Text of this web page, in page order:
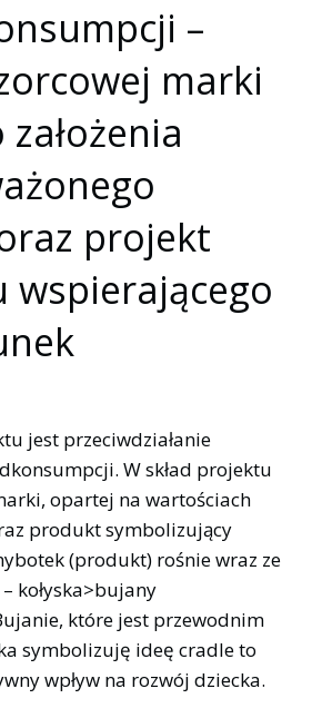
–
marki
projekt
wspierającego
jest przeciwdziałanie
W skład projektu
opartej na wartościach
produkt symbolizujący
(produkt) rośnie wraz ze
kołyska>bujany
które jest przewodnim
symbolizuję ideę cradle to
wpływ na rozwój dziecka.